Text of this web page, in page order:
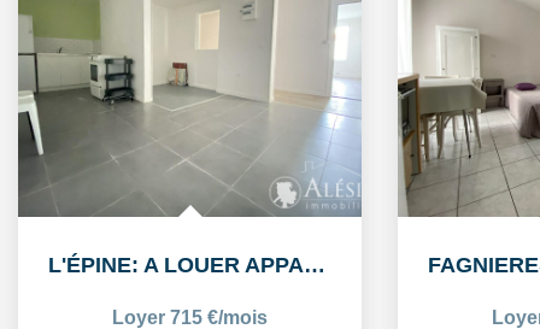
L'ÉPINE: A LOUER APPARTEMENT T3 55,38m² AVEC COUR ET PLACE...
Loyer 715 €/mois